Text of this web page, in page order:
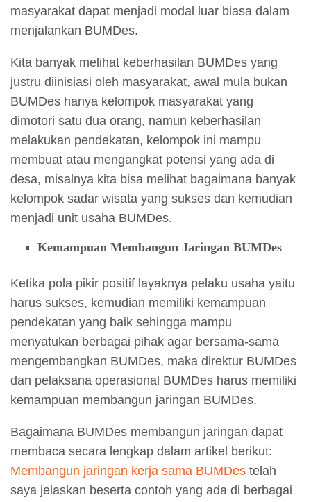
masyarakat dapat menjadi modal luar biasa dalam
menjalankan BUMDes.
Kita banyak melihat keberhasilan BUMDes yang
justru diinisiasi oleh masyarakat, awal mula bukan
BUMDes hanya kelompok masyarakat yang
dimotori satu dua orang, namun keberhasilan
melakukan pendekatan, kelompok ini mampu
membuat atau mengangkat potensi yang ada di
desa, misalnya kita bisa melihat bagaimana banyak
kelompok sadar wisata yang sukses dan kemudian
menjadi unit usaha BUMDes.
Kemampuan Membangun Jaringan BUMDes
Ketika pola pikir positif layaknya pelaku usaha yaitu
harus sukses, kemudian memiliki kemampuan
pendekatan yang baik sehingga mampu
menyatukan berbagai pihak agar bersama-sama
mengembangkan BUMDes, maka direktur BUMDes
dan pelaksana operasional BUMDes harus memiliki
kemampuan membangun jaringan BUMDes.
Bagaimana BUMDes membangun jaringan dapat
membaca secara lengkap dalam artikel berikut:
Membangun jaringan kerja sama BUMDes telah
saya jelaskan beserta contoh yang ada di berbagai